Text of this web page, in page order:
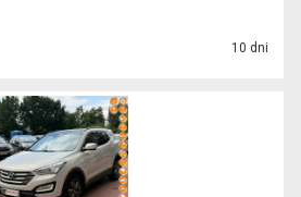
10 dni